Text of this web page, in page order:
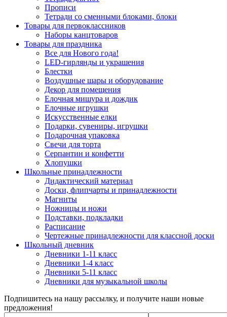
Прописи
Тетради со сменными блоками, блоки
Товары для первоклассников
Наборы канцтоваров
Товары для праздника
Все для Нового года!
LED-гирлянды и украшения
Блестки
Воздушные шары и оборудование
Декор для помещения
Елочная мишура и дождик
Елочные игрушки
Искусственные елки
Подарки, сувениры, игрушки
Подарочная упаковка
Свечи для торта
Серпантин и конфетти
Хлопушки
Школьные принадлежности
Дидактический материал
Доски, флипчарты и принадлежности
Магниты
Ножницы и ножи
Подставки, подкладки
Расписание
Чертежные принадлежности для классной доски
Школьный дневник
Дневники 1-11 класс
Дневники 1-4 класс
Дневники 5-11 класс
Дневники для музыкальной школы
Подпишитесь на нашу рассылку, и получите наши новые
предложения!